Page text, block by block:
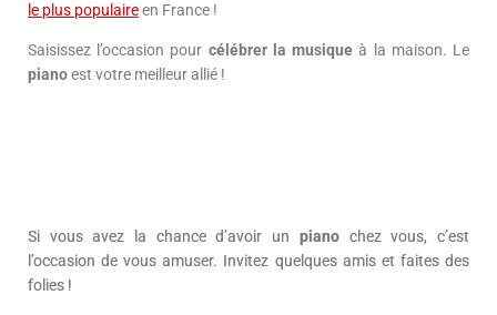
le plus populaireen France !
Saisissez l’occasion pour célébrer la musique à la maison. Le
pianoest votre meilleur allié !
Si vous avez la chance d’avoir un pianochez vous, c’est
l’occasion de vous amuser. Invitez quelques amis et faites des
folies !